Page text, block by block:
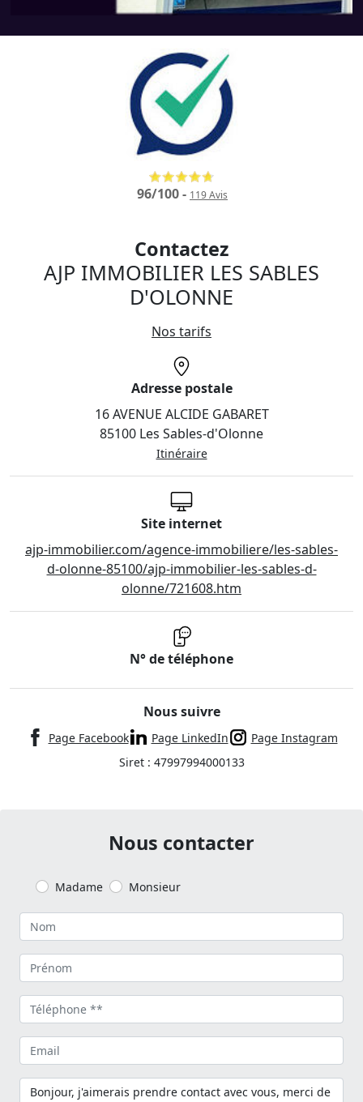
96/100- 119Avis
Contactez
AJP IMMOBILIER LES SABLES
D'OLONNE
Nos tarifs
Adresse postale
16 AVENUE ALCIDE GABARET
85100 Les Sables-d'Olonne
Itinéraire
Site internet
ajp-immobilier.com/agence-immobiliere/les-sables-
d-olonne-85100/ajp-immobilier-les-sables-d-
olonne/721608.htm
N° de téléphone
Nous suivre
Page Facebook Page LinkedIn
Page Instagram
Siret : 47997994000133
Nous contacter
Madame Monsieur